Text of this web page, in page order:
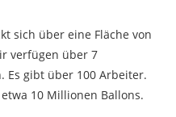
sich über eine Fläche von
verfügen über 7
Es gibt über 100 Arbeiter.
10 Millionen Ballons.